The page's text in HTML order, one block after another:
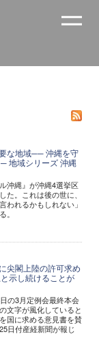
な地域── 沖縄を守
地域シリーズ 沖縄
沖縄』が沖縄4選挙区
た。これは後の世に、
われるかもしれない」
。
尖閣上陸の許可求め
示し続けることが
の3月定例会最終本会
文字が風化していると
国に求める意見書を賛
日付産経新聞が報じ